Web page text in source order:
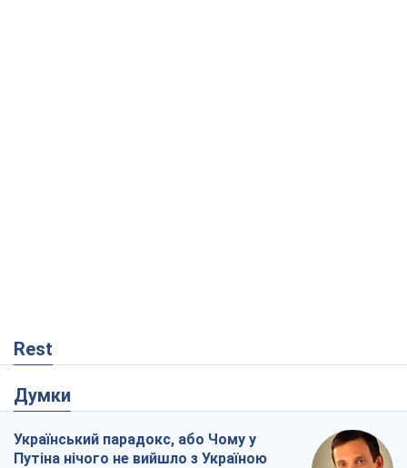
Rest
Думки
Український парадокс, або Чому у
Путіна нічого не вийшло з Україною